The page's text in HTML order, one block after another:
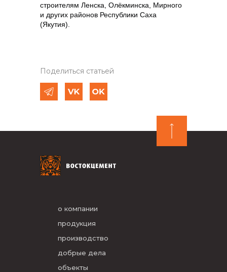
строителям Ленска, Олёкминска, Мирного
и других районов Республики Саха
(Якутия).
Поделиться статьей
о компании
продукция
производство
добрые дела
объекты